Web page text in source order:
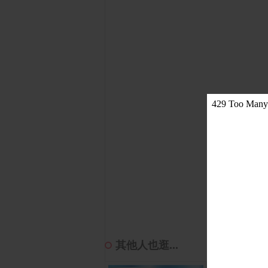
其他人也逛...